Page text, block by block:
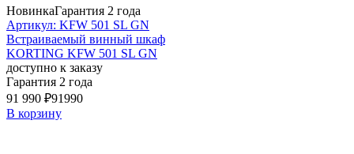
НовинкаГарантия 2 года
Артикул: KFW 501 SL GN
Встраиваемый винный шкаф
KORTING KFW 501 SL GN
доступно к заказу
Гарантия 2 года
91 990 ₽91990
В корзину